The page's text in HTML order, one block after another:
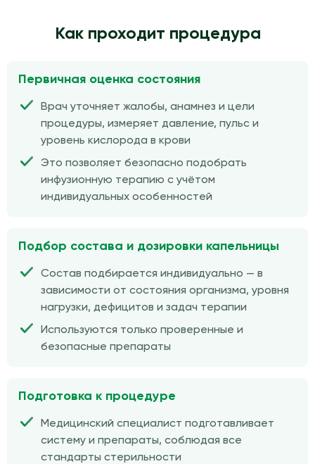
Как проходит процедура
Первичная оценка состояния
Врач уточняет жалобы, анамнез и цели
процедуры, измеряет давление, пульс и
уровень кислорода в крови
Это позволяет безопасно подобрать
инфузионную терапию с учётом
индивидуальных особенностей
Подбор состава и дозировки капельницы
Состав подбирается индивидуально — в
зависимости от состояния организма, уровня
нагрузки, дефицитов и задач терапии
Используются только проверенные и
безопасные препараты
Подготовка к процедуре
Медицинский специалист подготавливает
систему и препараты, соблюдая все
стандарты стерильности